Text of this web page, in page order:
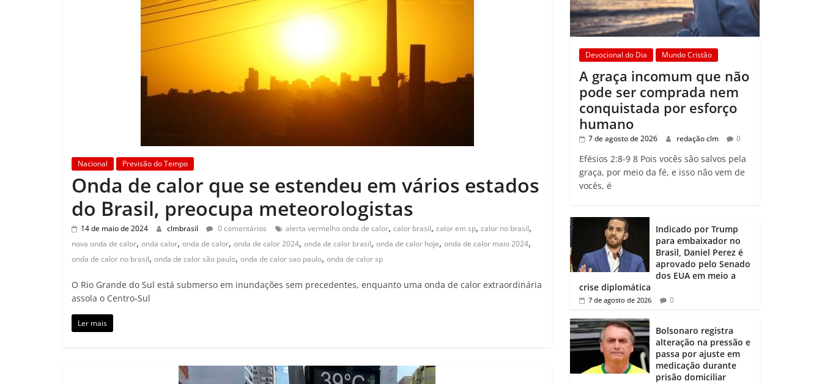
Nacional Previsão do Tempo
Onda de calor que se estendeu em vários estados
do Brasil, preocupa meteorologistas
14 de maio de 2024 clmbrasil 0 comentários alerta vermelho onda de calor, calor brasil, calor em sp, calor no brasil,
nova onda de calor, onda calor, onda de calor, onda de calor 2024, onda de calor brasil, onda de calor hoje, onda de calor maio 2024,
onda de calor no brasil, onda de calor são paulo, onda de calor sao paulo, onda de calor sp
O Rio Grande do Sul está submerso em inundações sem precedentes, enquanto uma onda de calor extraordinária
assola o Centro-Sul
Ler mais
Devocional do Dia Mundo Cristão
A graça incomum que não
pode ser comprada nem
conquistada por esforço
humano
7 de agosto de 2026 redação clm 0
Efésios 2:8-9 8 Pois vocês são salvos pela
graça, por meio da fé, e isso não vem de
vocês, é
Indicado por Trump
para embaixador no
Brasil, Daniel Perez é
aprovado pelo Senado
dos EUA em meio a
crise diplomática
7 de agosto de 2026 0
Bolsonaro registra
alteração na pressão e
passa por ajuste em
medicação durante
prisão domiciliar